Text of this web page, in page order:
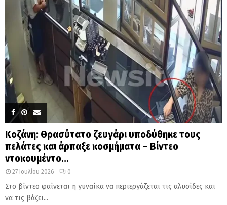
Κοζάνη: Θρασύτατο ζευγάρι υποδύθηκε τους
πελάτες και άρπαξε κοσμήματα – Βίντεο
ντοκουμέντο...
27 Ιουλίου 2026 0
Στο βίντεο φαίνεται η γυναίκα να περιεργάζεται τις αλυσίδες και
να τις βάζει...